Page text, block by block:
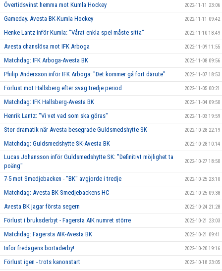
Övertidsvinst hemma mot Kumla Hockey 2022-11-11 23:06
Gameday. Avesta BK-Kumla Hockey 2022-11-11 09:42
Henke Lantz inför Kumla: "Vårat enkla spel måste sitta" 2022-11-10 18:49
Avesta chanslösa mot IFK Arboga 2022-11-09 11:55
Matchdag: IFK Arboga-Avesta BK 2022-11-08 09:56
Philip Andersson inför IFK Arboga: "Det kommer gå fort därute" 2022-11-07 18:53
Förlust mot Hallsberg efter svag tredje period 2022-11-05 00:21
Matchdag: IFK Hallsberg-Avesta BK 2022-11-04 09:50
Henrik Lantz: "Vi vet vad som ska göras" 2022-11-03 19:59
Stor dramatik när Avesta besegrade Guldsmedshytte SK 2022-10-28 22:19
Matchdag: Guldsmedshytte SK-Avesta BK 2022-10-28 10:14
Lucas Johansson inför Guldsmedshytte SK: "Definitivt möjlighet ta
poäng"
2022-10-27 18:50
7-5 mot Smedjebacken - "BK" avgjorde i tredje 2022-10-25 23:10
Matchdag: Avesta BK-Smedjebackens HC 2022-10-25 09:38
Avesta BK jagar första segern 2022-10-24 21:28
Förlust i bruksderbyt - Fagersta AIK numret större 2022-10-21 23:03
Matchdag: Fagersta AIK-Avesta BK 2022-10-21 09:41
Inför fredagens bortaderby! 2022-10-20 19:16
Förlust igen - trots kanonstart 2022-10-18 23:05